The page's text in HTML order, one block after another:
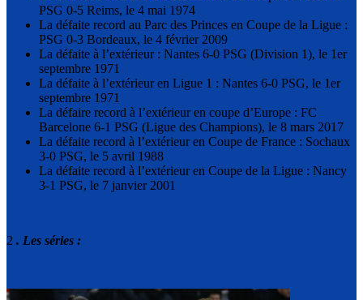
PSG 0-5 Reims, le 4 mai 1974
La défaite record au Parc des Princes en Coupe de la Ligue :
PSG 0-3 Bordeaux, le 4 février 2009
La défaite à l’extérieur : Nantes 6-0 PSG (Division 1), le 1er
septembre 1971
La défaite à l’extérieur en Ligue 1 : Nantes 6-0 PSG, le 1er
septembre 1971
La défaire record à l’extérieur en coupe d’Europe : FC
Barcelone 6-1 PSG (Ligue des Champions), le 8 mars 2017
La défaite record à l’extérieur en Coupe de France : Sochaux
3-0 PSG, le 5 avril 1988
La défaite record à l’extérieur en Coupe de la Ligue : Nancy
3-1 PSG, le 7 janvier 2001
2 . Les séries :